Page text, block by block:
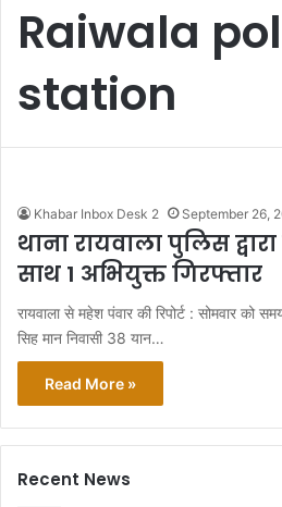
Raiwala
station
Khabar Inbox Desk 2 September 26,
थाना रायवाला पुलिस
साथ 1 अभियुक्त गिरफ्तार
रायवाला से महेश पंवार की रिपोर्ट : सोमवार को
सिह मान निवासी 38 यान…
Read More »
Recent News